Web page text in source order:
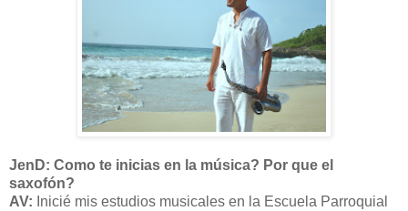
JenD: Como te inicias en la música? Por que el
saxofón?
AV: Inicié mis estudios musicales en la Escuela Parroquial